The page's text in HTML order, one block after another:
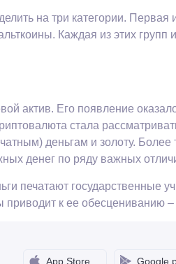
на три категории. Первая
Каждая из этих групп
актив. Его появление
стала
деньгам и золоту. Более
денег по ряду важных
печатают государственные
к ее обесцениванию
App Store Google